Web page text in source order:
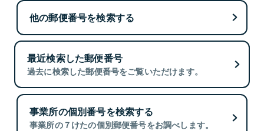
他の郵便番号を検索する
最近検索した郵便番号
過去に検索した郵便番号をご覧いただけます。
事業所の個別番号を検索する
事業所の７けたの個別郵便番号をお調べします。